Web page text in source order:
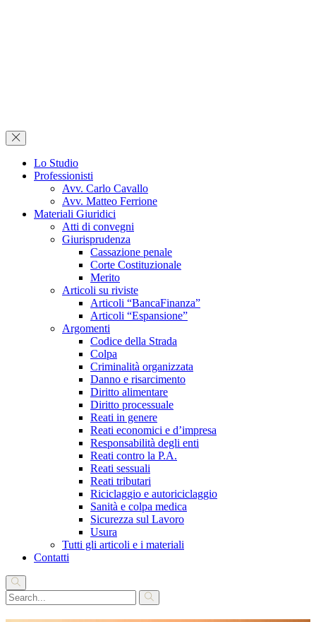
Lo Studio
Professionisti
Avv. Carlo Cavallo
Avv. Matteo Ferrione
Materiali Giuridici
Atti di convegni
Giurisprudenza
Cassazione penale
Corte Costituzionale
Merito
Articoli su riviste
Articoli “BancaFinanza”
Articoli “Espansione”
Argomenti
Codice della Strada
Colpa
Criminalità organizzata
Danno e risarcimento
Diritto alimentare
Diritto processuale
Reati in genere
Reati economici e d’impresa
Responsabilità degli enti
Reati contro la P.A.
Reati sessuali
Reati tributari
Riciclaggio e autoriciclaggio
Sanità e colpa medica
Sicurezza sul Lavoro
Usura
Tutti gli articoli e i materiali
Contatti